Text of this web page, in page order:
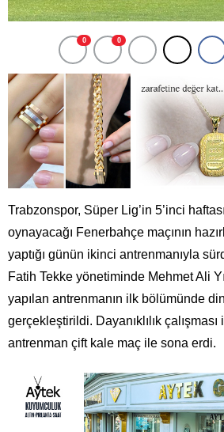
0 0
Trabzonspor, Süper Lig’in 5’inci
oynayacağı Fenerbahçe maçının
yaptığı günün ikinci antrenmanıyla
Fatih Tekke yönetiminde Mehmet Ali
yapılan antrenmanın ilk bölümünde
gerçekleştirildi. Dayanıklılık
antrenman çift kale maç ile sona erdi.